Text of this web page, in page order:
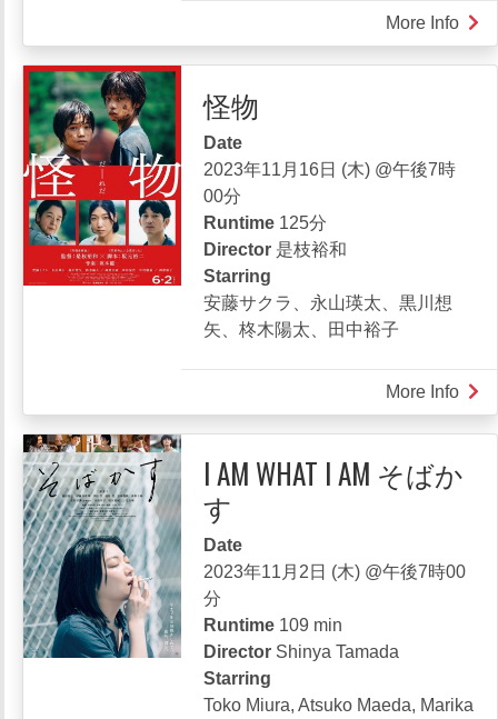
More Info
怪物
Date
2023年11月16日 (木) @午後7時
00分
Runtime 125分
Director 是枝裕和
Starring
安藤サクラ、永山瑛太、黒川想
矢、柊木陽太、田中裕子
More Info
怪
I AM WHAT I AM そばか
す
Date
2023年11月2日 (木) @午後7時00
分
Runtime 109 min
Director Shinya Tamada
Starring
Toko Miura, Atsuko Maeda, Marika